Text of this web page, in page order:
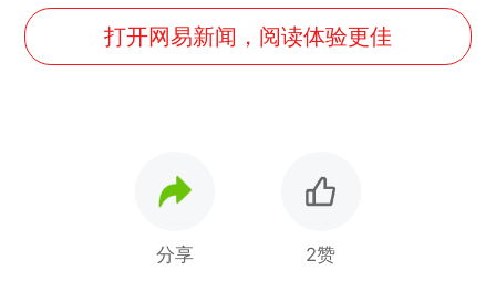
打开网易新闻，阅读体验更佳
分享 2赞